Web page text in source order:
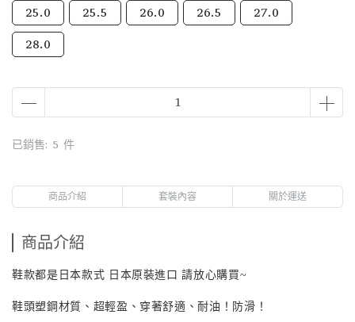
25.0
25.5 26.0 26.5
27.0
28.0
已銷售: 5 件
商品介紹 套裝內容 關於運送
商品介紹
鞋款都是日本款式 日本原裝進口 請放心購買~
鞋頭塑鋼材質、超輕盈、穿著舒適、耐油！防滑！